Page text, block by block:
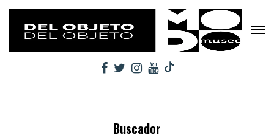
Buscador